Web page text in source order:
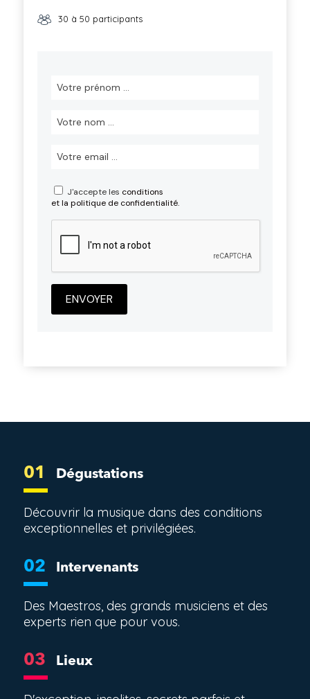
30 à 50 participants
J'accepte les conditions
et la politique de confidentialité.
01 Dégustations
Découvrir la musique dans des conditions
exceptionnelles et privilégiées.
02 Intervenants
Des Maestros, des grands musiciens et des
experts rien que pour vous.
03 Lieux